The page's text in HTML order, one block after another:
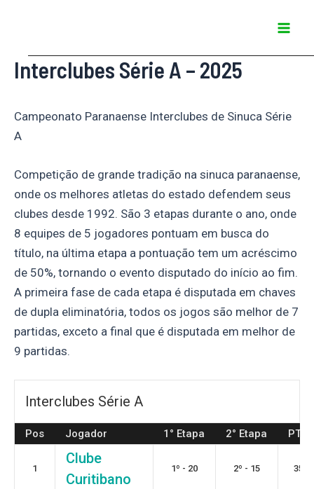
conteúdo
Interclubes Série A – 2025
Campeonato Paranaense Interclubes de Sinuca Série
A
Competição de grande tradição na sinuca paranaense,
onde os melhores atletas do estado defendem seus
clubes desde 1992. São 3 etapas durante o ano, onde
8 equipes de 5 jogadores pontuam em busca do
título, na última etapa a pontuação tem um acréscimo
de 50%, tornando o evento disputado do início ao fim.
A primeira fase de cada etapa é disputada em chaves
de dupla eliminatória, todos os jogos são melhor de 7
partidas, exceto a final que é disputada em melhor de
9 partidas.
Interclubes Série A
Pos Jogador 1° Etapa 2° Etapa PTS
1
Clube
Curitibano
1º - 20 2º - 15 35